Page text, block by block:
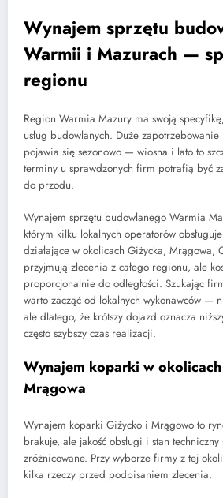
Wynajem sprzętu
Warmii i Mazurach —
regionu
Region Warmia Mazury ma swoją
usług budowlanych. Duże
pojawia się sezonowo — wiosna i lato to
terminy u sprawdzonych firm potrafią być
do przodu.
Wynajem sprzętu budowlanego Warmia
którym kilku lokalnych operatorów
działające w okolicach Giżycka, Mrągowa,
przyjmują zlecenia z całego regionu, ale
proporcjonalnie do odległości. Szukając
warto zacząć od lokalnych wykonawców —
ale dlatego, że krótszy dojazd oznacza
często szybszy czas realizacji.
Wynajem koparki w
Mrągowa
Wynajem koparki Giżycko i Mrągowo to
brakuje, ale jakość obsługi i stan
zróżnicowane. Przy wyborze firmy z tej
kilka rzeczy przed podpisaniem zlecenia.